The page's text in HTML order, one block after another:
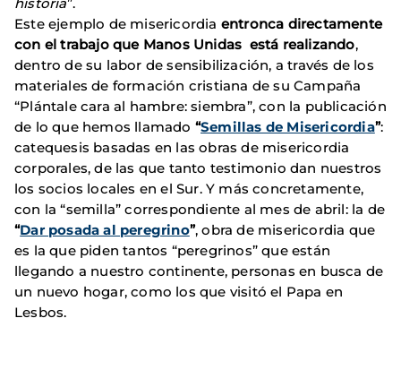
historia”.
Este ejemplo de misericordia entronca directamente
con el trabajo que Manos Unidas está realizando,
dentro de su labor de sensibilización, a través de los
materiales de formación cristiana de su Campaña
“Plántale cara al hambre: siembra”, con la publicación
de lo que hemos llamado “Semillas de Misericordia”:
catequesis basadas en las obras de misericordia
corporales, de las que tanto testimonio dan nuestros
los socios locales en el Sur. Y más concretamente,
con la “semilla” correspondiente al mes de abril: la de
“Dar posada al peregrino”, obra de misericordia que
es la que piden tantos “peregrinos” que están
llegando a nuestro continente, personas en busca de
un nuevo hogar, como los que visitó el Papa en
Lesbos.